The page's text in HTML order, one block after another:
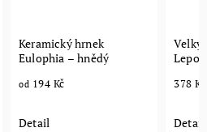
Keramický hrnek
Eulophia – hnědý
od 194 Kč
Detail
Velký
Leporella 400
378 Kč
Detail